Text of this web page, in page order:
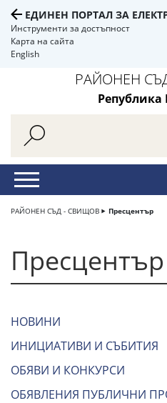
ЕДИНЕН ПОРТАЛ ЗА
Инструменти за достъпност
Карта на сайта
English
РАЙОНЕН
Република
РАЙОНЕН СЪД - СВИЩОВ Пресцентър
Пресцентър
НОВИНИ
ИНИЦИАТИВИ И СЪБИТИЯ
ОБЯВИ И КОНКУРСИ
ОБЯВЛЕНИЯ ПУБЛИЧНИ